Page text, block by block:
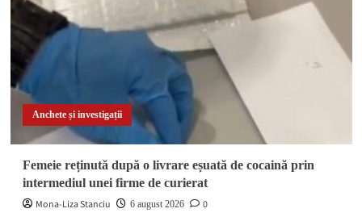
lansează
„Buzău
Zdub,
Amna
și
cu
Garda
Apulum,
Anchete și investigații
Femeie reținută după o livrare eșuată de cocaină prin
intermediul unei firme de curierat
Mona-Liza Stanciu
6 august 2026
0